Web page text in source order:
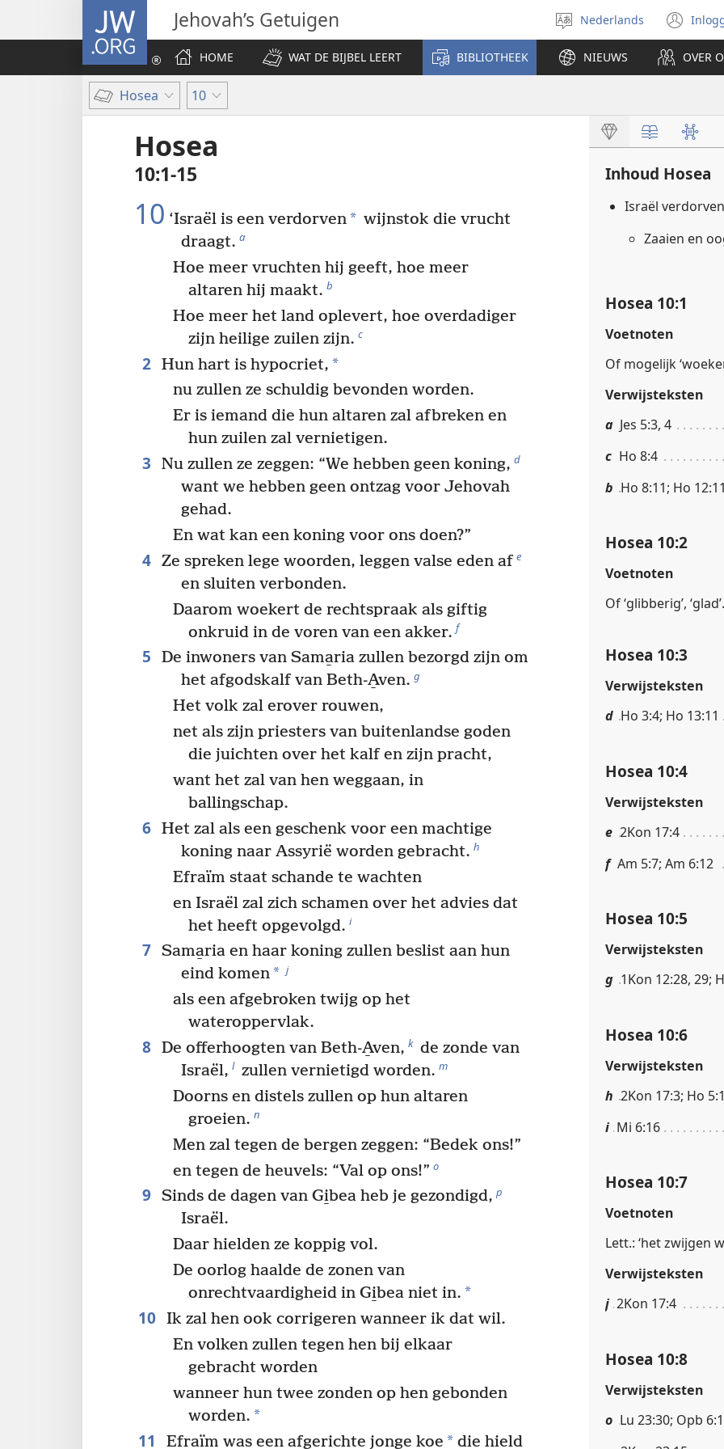
JW.ORG Jehovah’s Getuigen
Taal
selecteren
Nederlands
HOME
WAT DE BIJBEL LEERT BIBLIOTHEEK NIEUWS OVER
Hosea 10
Hosea
10:1-15
10 ‘Israël is een verdorven* wijnstok die vrucht
draagt. a
Hoe meer vruchten hij geeft, hoe meer
altaren hij maakt. b
Hoe meer het land oplevert, hoe overdadiger
zijn heilige zuilen zijn. c
2 Hun hart is hypocriet, *
nu zullen ze schuldig bevonden worden.
Er is iemand die hun altaren zal afbreken en
hun zuilen zal vernietigen.
3 Nu zullen ze zeggen: “We hebben geen koning, d
want we hebben geen ontzag voor Jehovah
gehad.
En wat kan een koning voor ons doen?”
4 Ze spreken lege woorden, leggen valse eden af e
en sluiten verbonden.
Daarom woekert de rechtspraak als giftig
onkruid in de voren van een akker. f
5
De inwoners van Sama̱ria zullen bezorgd zijn om
het afgodskalf van Beth-A̱ven. g
Het volk zal erover rouwen,
net als zijn priesters van buitenlandse goden
die juichten over het kalf en zijn pracht,
want het zal van hen weggaan, in
ballingschap.
6 Het zal als een geschenk voor een machtige
koning naar Assyrië worden gebracht. h
Efraïm staat schande te wachten
en Israël zal zich schamen over het advies dat
het heeft opgevolgd. i
7 Sama̱ria en haar koning zullen beslist aan hun
eind komen* j
als een afgebroken twijg op het
wateroppervlak.
8 De offerhoogten van Beth-A̱ven, k de zonde van
Israël, l zullen vernietigd worden. m
Doorns en distels zullen op hun altaren
groeien. n
Men zal tegen de bergen zeggen: “Bedek ons!”
en tegen de heuvels: “Val op ons!” o
9 Sinds de dagen van Gi̱bea heb je gezondigd, p
Israël.
Daar hielden ze koppig vol.
De oorlog haalde de zonen van
onrechtvaardigheid in Gi̱bea niet in. *
10 Ik zal hen ook corrigeren wanneer ik dat wil.
En volken zullen tegen hen bij elkaar
gebracht worden
wanneer hun twee zonden op hen gebonden
worden. *
11 Efraïm was een afgerichte jonge koe *die hield
Inhoud Hosea
Israël
Zaaien en
Hosea 10:1
Voetnoten
Of mogelijk
Verwijsteksten
a Jes 5:3, 4
c Ho 8:4
b Ho 8:11; Ho 12:11
Hosea 10:2
Voetnoten
Of ‘glibberig’, ‘glad’.
Hosea 10:3
Verwijsteksten
d Ho 3:4; Ho 13:11
Hosea 10:4
Verwijsteksten
e 2Kon 17:4
f Am 5:7; Am 6:12
Hosea 10:5
Verwijsteksten
g 1Kon 12:28, 29;
Hosea 10:6
Verwijsteksten
h 2Kon 17:3; Ho
i Mi 6:16
Hosea 10:7
Voetnoten
Lett.: ‘het zwijgen
Verwijsteksten
j 2Kon 17:4
Hosea 10:8
Verwijsteksten
o Lu 23:30; Opb